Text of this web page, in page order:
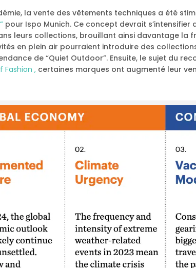
la vente des vêtements techniques a été
pour Ispo Munich. Ce concept devrait
leurs collections, brouillant ainsi davantage la
en plein air pourraient introduire des
de “Quiet Outdoor”. Ensuite, le sujet du
Fashion , certaines marques ont augmenté leur